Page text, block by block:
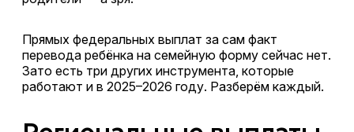
Прямых федеральных выплат за сам факт
перевода ребёнка на семейную форму сейчас нет.
Зато есть три других инструмента, которые
работают и в 2025–2026 году. Разберём каждый.